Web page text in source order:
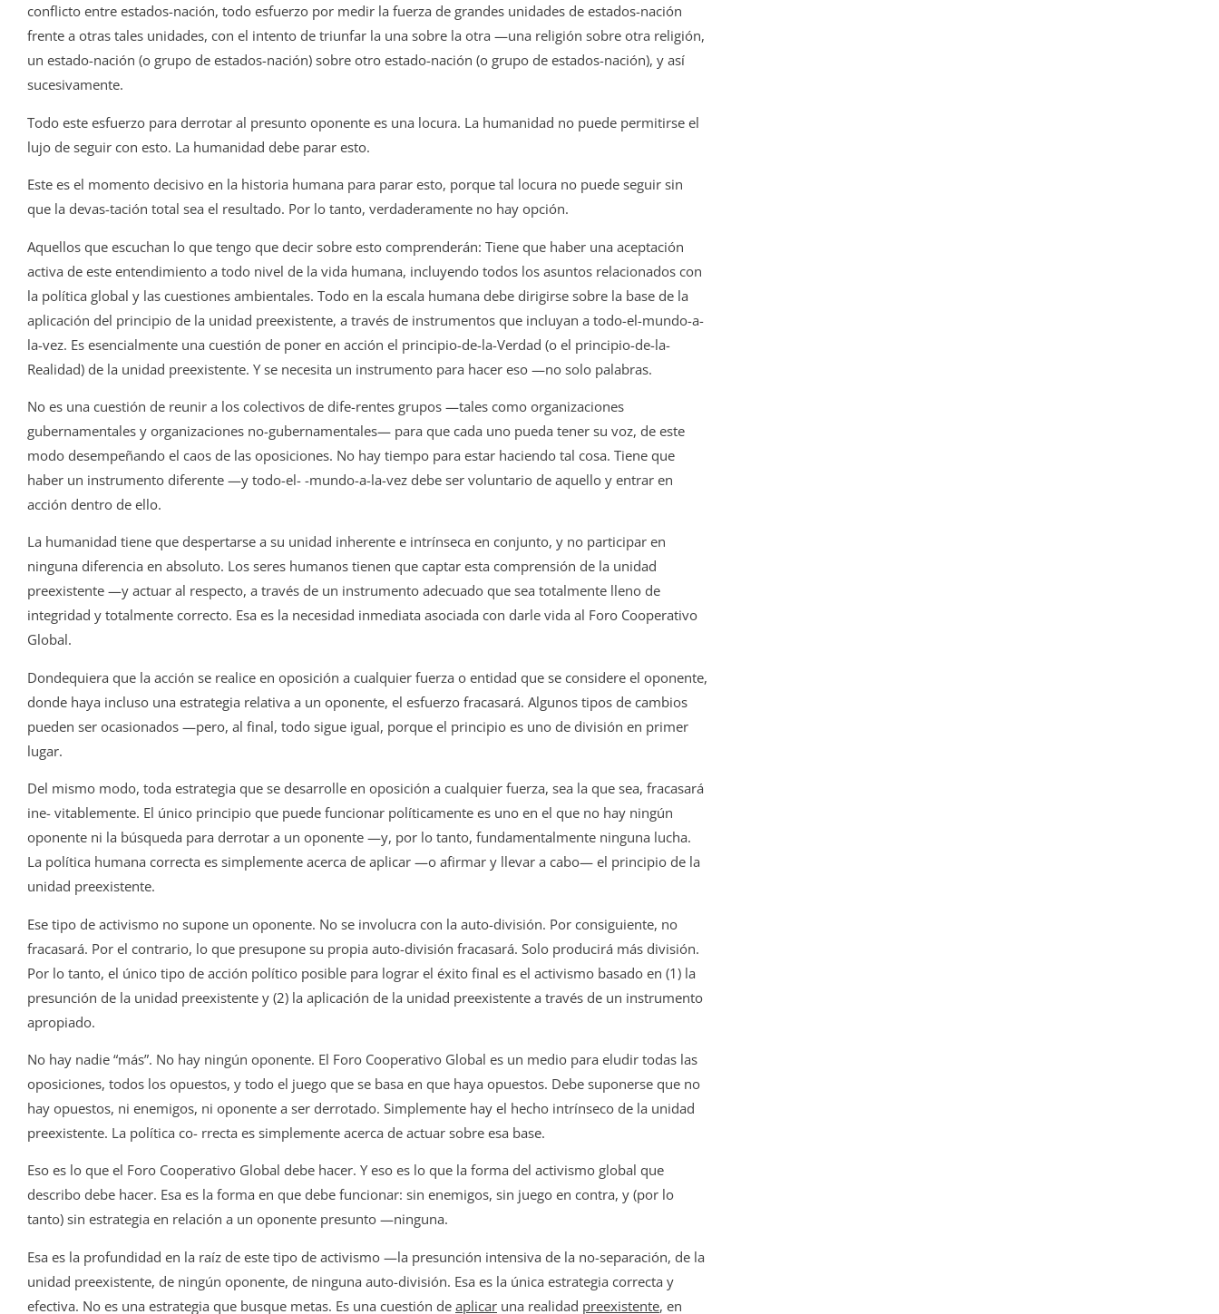
conflicto entre estados-nación, todo esfuerzo por medir la fuerza de grandes unidades de estados-nación
frente a otras tales unidades, con el intento de triunfar la una sobre la otra —una religión sobre otra religión,
un estado-nación (o grupo de estados-nación) sobre otro estado-nación (o grupo de estados-nación), y así
sucesivamente.
Todo este esfuerzo para derrotar al presunto oponente es una locura. La humanidad no puede permitirse el
lujo de seguir con esto. La humanidad debe parar esto.
Este es el momento decisivo en la historia humana para parar esto, porque tal locura no puede seguir sin
que la devas-tación total sea el resultado. Por lo tanto, verdaderamente no hay opción.
Aquellos que escuchan lo que tengo que decir sobre esto comprenderán: Tiene que haber una aceptación
activa de este entendimiento a todo nivel de la vida humana, incluyendo todos los asuntos relacionados con
la política global y las cuestiones ambientales. Todo en la escala humana debe dirigirse sobre la base de la
aplicación del principio de la unidad preexistente, a través de instrumentos que incluyan a todo-el-mundo-a-
la-vez. Es esencialmente una cuestión de poner en acción el principio-de-la-Verdad (o el principio-de-la-
Realidad) de la unidad preexistente. Y se necesita un instrumento para hacer eso —no solo palabras.
No es una cuestión de reunir a los colectivos de dife-rentes grupos —tales como organizaciones
gubernamentales y organizaciones no-gubernamentales— para que cada uno pueda tener su voz, de este
modo desempeñando el caos de las oposiciones. No hay tiempo para estar haciendo tal cosa. Tiene que
haber un instrumento diferente —y todo-el- -mundo-a-la-vez debe ser voluntario de aquello y entrar en
acción dentro de ello.
La humanidad tiene que despertarse a su unidad inherente e intrínseca en conjunto, y no participar en
ninguna diferencia en absoluto. Los seres humanos tienen que captar esta comprensión de la unidad
preexistente —y actuar al respecto, a través de un instrumento adecuado que sea totalmente lleno de
integridad y totalmente correcto. Esa es la necesidad inmediata asociada con darle vida al Foro Cooperativo
Global.
Dondequiera que la acción se realice en oposición a cualquier fuerza o entidad que se considere el oponente,
donde haya incluso una estrategia relativa a un oponente, el esfuerzo fracasará. Algunos tipos de cambios
pueden ser ocasionados —pero, al final, todo sigue igual, porque el principio es uno de división en primer
lugar.
Del mismo modo, toda estrategia que se desarrolle en oposición a cualquier fuerza, sea la que sea, fracasará
ine- vitablemente. El único principio que puede funcionar políticamente es uno en el que no hay ningún
oponente ni la búsqueda para derrotar a un oponente —y, por lo tanto, fundamentalmente ninguna lucha.
La política humana correcta es simplemente acerca de aplicar —o afirmar y llevar a cabo— el principio de la
unidad preexistente.
Ese tipo de activismo no supone un oponente. No se involucra con la auto-división. Por consiguiente, no
fracasará. Por el contrario, lo que presupone su propia auto-división fracasará. Solo producirá más división.
Por lo tanto, el único tipo de acción político posible para lograr el éxito final es el activismo basado en (1) la
presunción de la unidad preexistente y (2) la aplicación de la unidad preexistente a través de un instrumento
apropiado.
No hay nadie “más”. No hay ningún oponente. El Foro Cooperativo Global es un medio para eludir todas las
oposiciones, todos los opuestos, y todo el juego que se basa en que haya opuestos. Debe suponerse que no
hay opuestos, ni enemigos, ni oponente a ser derrotado. Simplemente hay el hecho intrínseco de la unidad
preexistente. La política co- rrecta es simplemente acerca de actuar sobre esa base.
Eso es lo que el Foro Cooperativo Global debe hacer. Y eso es lo que la forma del activismo global que
describo debe hacer. Esa es la forma en que debe funcionar: sin enemigos, sin juego en contra, y (por lo
tanto) sin estrategia en relación a un oponente presunto —ninguna.
Esa es la profundidad en la raíz de este tipo de acti­vismo —la presunción intensiva de la no-separación, de la
unidad preexistente, de ningún oponente, de ninguna auto-división. Esa es la única estrategia correcta y
efectiva. No es una estrategia que busque metas. Es una cuestión de aplicar una realidad preexistente, en